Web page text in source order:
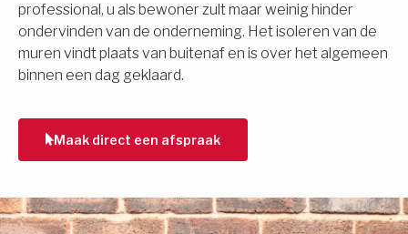
professional, u als bewoner zult maar weinig hinder
ondervinden van de onderneming. Het isoleren van de
muren vindt plaats van buitenaf en is over het algemeen
binnen een dag geklaard.
Maak direct een afspraak